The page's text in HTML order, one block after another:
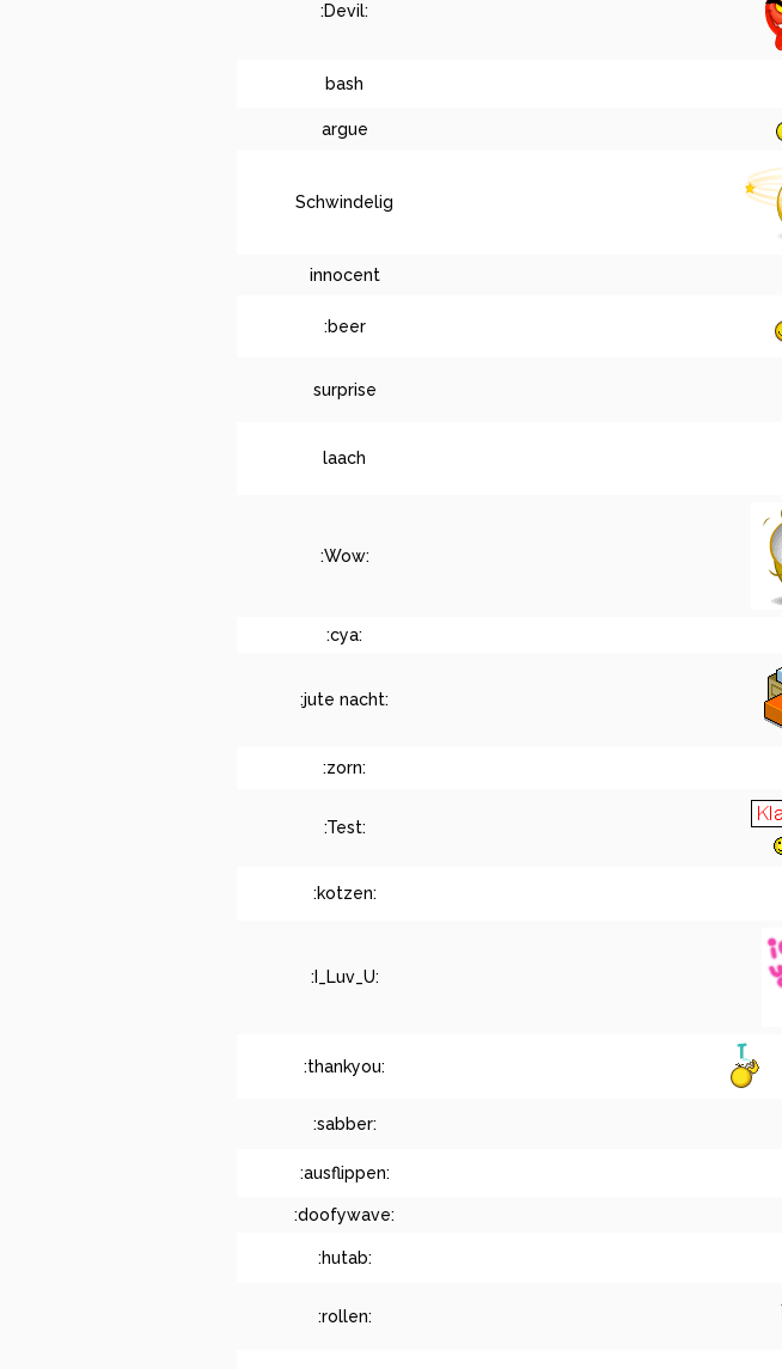
:Devil:
bash
argue
Schwindelig
innocent
:beer
surprise
laach
:Wow:
:cya:
:jute nacht:
:zorn:
:Test:
:kotzen:
:I_Luv_U:
:thankyou:
:sabber:
:ausflippen:
:doofywave:
:hutab:
:rollen: